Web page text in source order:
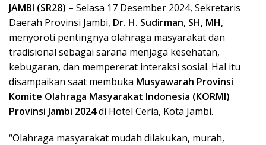
JAMBI (SR28) – Selasa 17 Desember 2024, Sekretaris
Daerah Provinsi Jambi, Dr. H. Sudirman, SH, MH,
menyoroti pentingnya olahraga masyarakat dan
tradisional sebagai sarana menjaga kesehatan,
kebugaran, dan mempererat interaksi sosial. Hal itu
disampaikan saat membuka Musyawarah Provinsi
Komite Olahraga Masyarakat Indonesia (KORMI)
Provinsi Jambi 2024di Hotel Ceria, Kota Jambi.
“Olahraga masyarakat mudah dilakukan, murah,